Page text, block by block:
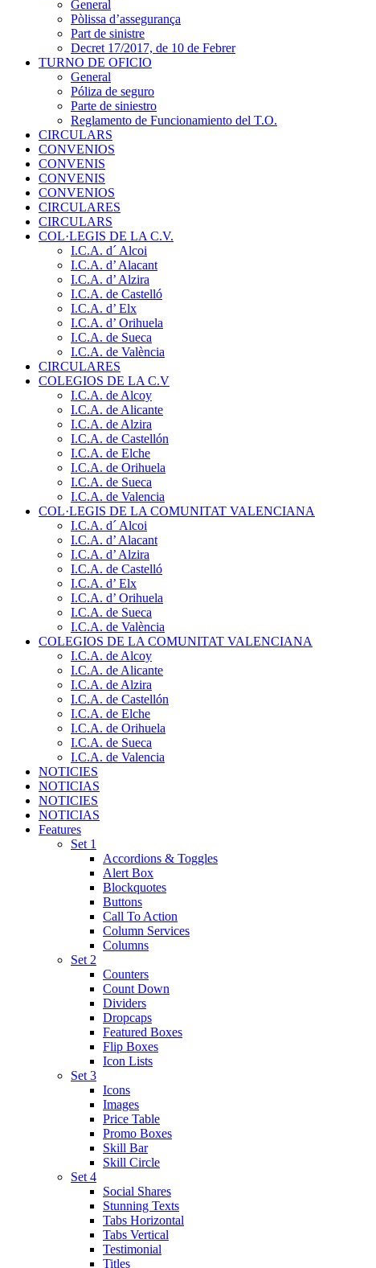
General
Pòlissa d’assegurança
Part de sinistre
Decret 17/2017, de 10 de Febrer
TURNO DE OFICIO
General
Póliza de seguro
Parte de siniestro
Reglamento de Funcionamiento del T.O.
CIRCULARS
CONVENIOS
CONVENIS
CONVENIS
CONVENIOS
CIRCULARES
CIRCULARS
COL·LEGIS DE LA C.V.
I.C.A. d´ Alcoi
I.C.A. d’ Alacant
I.C.A. d’ Alzira
I.C.A. de Castelló
I.C.A. d’ Elx
I.C.A. d’ Orihuela
I.C.A. de Sueca
I.C.A. de València
CIRCULARES
COLEGIOS DE LA C.V
I.C.A. de Alcoy
I.C.A. de Alicante
I.C.A. de Alzira
I.C.A. de Castellón
I.C.A. de Elche
I.C.A. de Orihuela
I.C.A. de Sueca
I.C.A. de Valencia
COL·LEGIS DE LA COMUNITAT VALENCIANA
I.C.A. d´ Alcoi
I.C.A. d’ Alacant
I.C.A. d’ Alzira
I.C.A. de Castelló
I.C.A. d’ Elx
I.C.A. d’ Orihuela
I.C.A. de Sueca
I.C.A. de València
COLEGIOS DE LA COMUNITAT VALENCIANA
I.C.A. de Alcoy
I.C.A. de Alicante
I.C.A. de Alzira
I.C.A. de Castellón
I.C.A. de Elche
I.C.A. de Orihuela
I.C.A. de Sueca
I.C.A. de Valencia
NOTICIES
NOTICIAS
NOTICIES
NOTICIAS
Features
Set 1
Accordions & Toggles
Alert Box
Blockquotes
Buttons
Call To Action
Column Services
Columns
Set 2
Counters
Count Down
Dividers
Dropcaps
Featured Boxes
Flip Boxes
Icon Lists
Set 3
Icons
Images
Price Table
Promo Boxes
Skill Bar
Skill Circle
Set 4
Social Shares
Stunning Texts
Tabs Horizontal
Tabs Vertical
Testimonial
Titles